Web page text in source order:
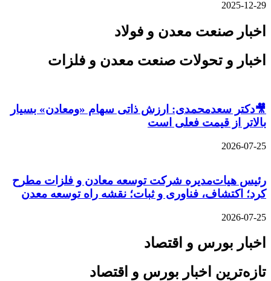
2025-12-29
اخبار صنعت معدن و فولاد
اخبار و تحولات صنعت معدن و فلزات
🎥دکتر سعدمحمدی: ارزش ذاتی سهام «ومعادن» بسیار
بالاتر از قیمت فعلی است
2026-07-25
رئیس هیات‌مدیره شرکت توسعه معادن و فلزات مطرح
کرد؛ اکتشاف، فناوری و ثبات؛ نقشه راه توسعه معدن
2026-07-25
اخبار بورس و اقتصاد
تازه‌ترین اخبار بورس و اقتصاد